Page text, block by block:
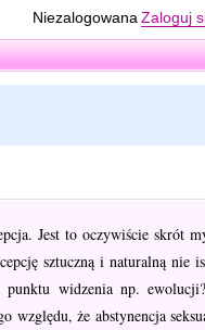
Niezalogowana Zaloguj
Jest to oczywiście skrót
sztuczną i naturalną nie
widzenia np.
względu, że abstynencja